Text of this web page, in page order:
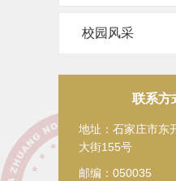
校园风采
联系方
地址：石家庄市东
大街155号
邮编：050035